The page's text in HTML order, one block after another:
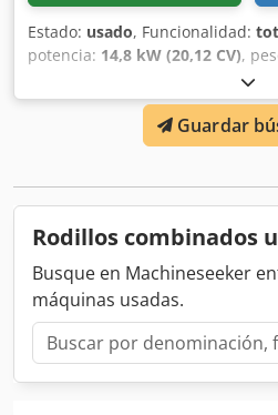
Estado: usado, Funcionalidad:
potencia: 14,8 kW (20,12 CV),
, Año de
funcionamiento:4.800 h, HAMM
combinado Año de fabricación:
Aasykurhjfsa Motor Kubota de
Guardar
Rodillos combinados
Busque en Machineseeker
máquinas usadas.